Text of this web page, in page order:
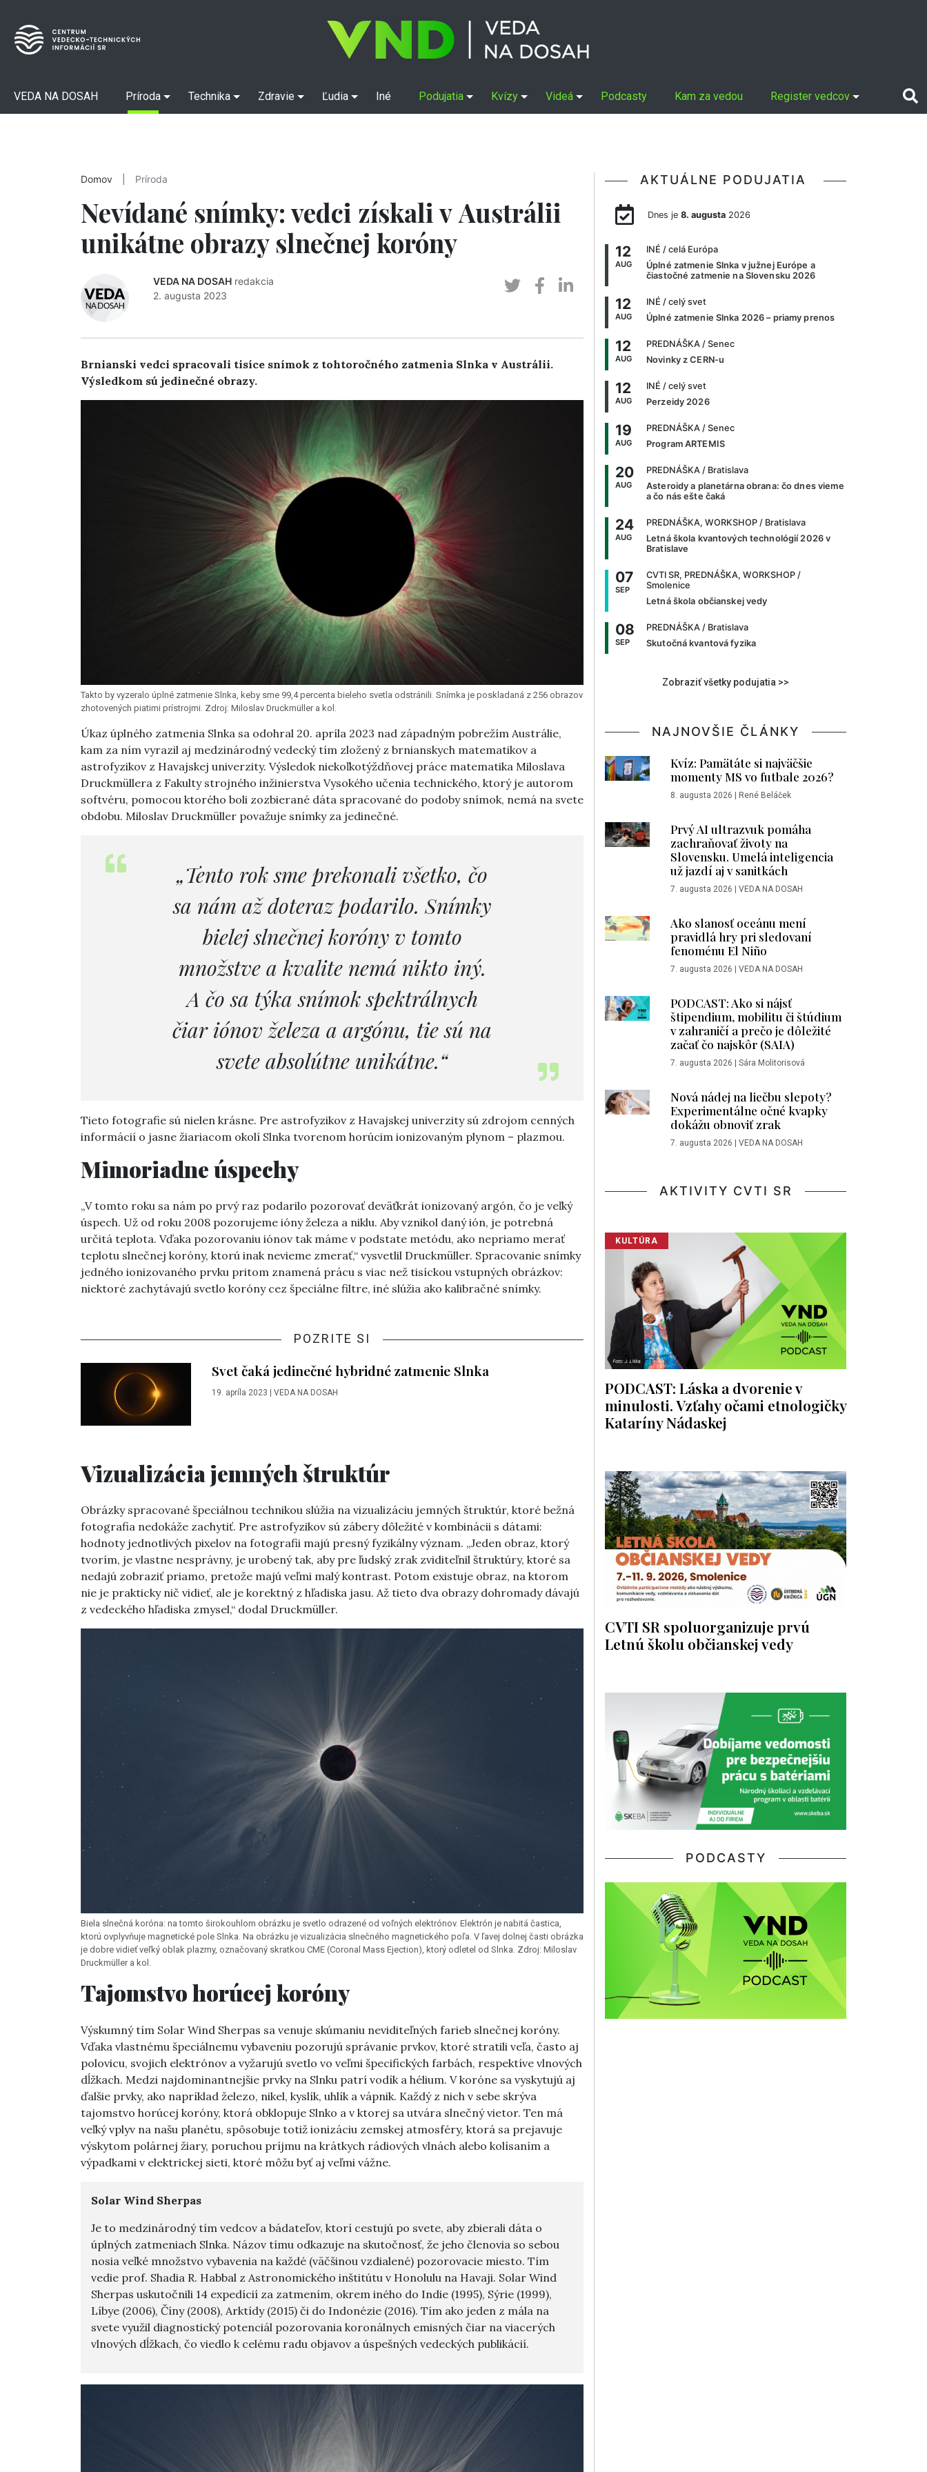
VEDA NA DOSAH Príroda Technika Zdravie Ľudia Iné Podujatia Kvízy Videá Podcasty Kam za vedou Register vedcov
Domov Príroda
Nevídané snímky: vedci získali v Austrálii
unikátne obrazy slnečnej koróny
VEDA NA DOSAH redakcia
2. augusta 2023
Brnianski vedci spracovali tisíce snímok z tohtoročného zatmenia Slnka v Austrálii.
Výsledkom sú jedinečné obrazy.
Takto by vyzeralo úplné zatmenie Slnka, keby sme 99,4 percenta bieleho svetla odstránili. Snímka je poskladaná z 256 obrazov
zhotovených piatimi prístrojmi. Zdroj: Miloslav Druckmüller a kol.
Úkaz úplného zatmenia Slnka sa odohral 20. apríla 2023 nad západným pobrežím Austrálie,
kam za ním vyrazil aj medzinárodný vedecký tím zložený z brnianskych matematikov a
astrofyzikov z Havajskej univerzity. Výsledok niekoľkotýždňovej práce matematika Miloslava
Druckmüllera z Fakulty strojného inžinierstva Vysokého učenia technického, ktorý je autorom
softvéru, pomocou ktorého boli zozbierané dáta spracované do podoby snímok, nemá na svete
obdobu. Miloslav Druckmüller považuje snímky za jedinečné.
„Tento rok sme prekonali všetko, čo
sa nám až doteraz podarilo. Snímky
bielej slnečnej koróny v tomto
množstve a kvalite nemá nikto iný.
A čo sa týka snímok spektrálnych
čiar iónov železa a argónu, tie sú na
svete absolútne unikátne.“
Tieto fotografie sú nielen krásne. Pre astrofyzikov z Havajskej univerzity sú zdrojom cenných
informácií o jasne žiariacom okolí Slnka tvorenom horúcim ionizovaným plynom – plazmou.
Mimoriadne úspechy
„V tomto roku sa nám po prvý raz podarilo pozorovať deväťkrát ionizovaný argón, čo je veľký
úspech. Už od roku 2008 pozorujeme ióny železa a niklu. Aby vznikol daný ión, je potrebná
určitá teplota. Vďaka pozorovaniu iónov tak máme v podstate metódu, ako nepriamo merať
teplotu slnečnej koróny, ktorú inak nevieme zmerať,“ vysvetlil Druckmüller. Spracovanie snímky
jedného ionizovaného prvku pritom znamená prácu s viac než tisíckou vstupných obrázkov:
niektoré zachytávajú svetlo koróny cez špeciálne filtre, iné slúžia ako kalibračné snímky.
POZRITE SI
Svet čaká jedinečné hybridné zatmenie Slnka
19. apríla 2023 VEDA NA DOSAH
Vizualizácia jemných štruktúr
Obrázky spracované špeciálnou technikou slúžia na vizualizáciu jemných štruktúr, ktoré bežná
fotografia nedokáže zachytiť. Pre astrofyzikov sú zábery dôležité v kombinácii s dátami:
hodnoty jednotlivých pixelov na fotografii majú presný fyzikálny význam. „Jeden obraz, ktorý
tvorím, je vlastne nesprávny, je urobený tak, aby pre ľudský zrak zviditeľnil štruktúry, ktoré sa
nedajú zobraziť priamo, pretože majú veľmi malý kontrast. Potom existuje obraz, na ktorom
nie je prakticky nič vidieť, ale je korektný z hľadiska jasu. Až tieto dva obrazy dohromady dávajú
z vedeckého hľadiska zmysel,“ dodal Druckmüller.
Biela slnečná koróna: na tomto širokouhlom obrázku je svetlo odrazené od voľných elektrónov. Elektrón je nabitá častica,
ktorú ovplyvňuje magnetické pole Slnka. Na obrázku je vizualizácia slnečného magnetického poľa. V ľavej dolnej časti obrázka
je dobre vidieť veľký oblak plazmy, označovaný skratkou CME (Coronal Mass Ejection), ktorý odletel od Slnka. Zdroj: Miloslav
Druckmüller a kol.
Tajomstvo horúcej koróny
Výskumný tím Solar Wind Sherpas sa venuje skúmaniu neviditeľných farieb slnečnej koróny.
Vďaka vlastnému špeciálnemu vybaveniu pozorujú správanie prvkov, ktoré stratili veľa, často aj
polovicu, svojich elektrónov a vyžarujú svetlo vo veľmi špecifických farbách, respektíve vlnových
dĺžkach. Medzi najdominantnejšie prvky na Slnku patrí vodík a hélium. V koróne sa vyskytujú aj
ďalšie prvky, ako napríklad železo, nikel, kyslík, uhlík a vápnik. Každý z nich v sebe skrýva
tajomstvo horúcej koróny, ktorá obklopuje Slnko a v ktorej sa utvára slnečný vietor. Ten má
veľký vplyv na našu planétu, spôsobuje totiž ionizáciu zemskej atmosféry, ktorá sa prejavuje
výskytom polárnej žiary, poruchou príjmu na krátkych rádiových vlnách alebo kolísaním a
výpadkami v elektrickej sieti, ktoré môžu byť aj veľmi vážne.
Solar Wind Sherpas
Je to medzinárodný tím vedcov a bádateľov, ktorí cestujú po svete, aby zbierali dáta o
úplných zatmeniach Slnka. Názov tímu odkazuje na skutočnosť, že jeho členovia so sebou
nosia veľké množstvo vybavenia na každé (väčšinou vzdialené) pozorovacie miesto. Tím
vedie prof. Shadia R. Habbal z Astronomického inštitútu v Honolulu na Havaji. Solar Wind
Sherpas uskutočnili 14 expedícií za zatmením, okrem iného do Indie (1995), Sýrie (1999),
Líbye (2006), Číny (2008), Arktídy (2015) či do Indonézie (2016). Tím ako jeden z mála na
svete využil diagnostický potenciál pozorovania koronálnych emisných čiar na viacerých
vlnových dĺžkach, čo viedlo k celému radu objavov a úspešných vedeckých publikácií.
AKTUÁLNE PODUJATIA
Dnes je 8. augusta2026
12
AUG
INÉ / celá Európa
Úplné zatmenie Slnka v južnej Európe a
čiastočné zatmenie na Slovensku 2026
12
AUG
INÉ / celý svet
Úplné zatmenie Slnka 2026 – priamy prenos
12
AUG
PREDNÁŠKA / Senec
Novinky z CERN-u
12
AUG
INÉ / celý svet
Perzeidy 2026
19
AUG
PREDNÁŠKA / Senec
Program ARTEMIS
20
AUG
PREDNÁŠKA / Bratislava
Asteroidy a planetárna obrana: čo dnes vieme
a čo nás ešte čaká
24
AUG
PREDNÁŠKA, WORKSHOP / Bratislava
Letná škola kvantových technológií 2026 v
Bratislave
07
SEP
CVTI SR, PREDNÁŠKA, WORKSHOP /
Smolenice
Letná škola občianskej vedy
08
SEP
PREDNÁŠKA / Bratislava
Skutočná kvantová fyzika
Zobraziť všetky podujatia >>
NAJNOVŠIE ČLÁNKY
Kvíz: Pamätáte si najväčšie
momenty MS vo futbale 2026?
8. augusta 2026 | René Beláček
Prvý AI ultrazvuk pomáha
zachraňovať životy na
Slovensku. Umelá inteligencia
už jazdí aj v sanitkách
7. augusta 2026 | VEDA NA DOSAH
Ako slanosť oceánu mení
pravidlá hry pri sledovaní
fenoménu El Niño
7. augusta 2026 | VEDA NA DOSAH
PODCAST: Ako si nájsť
štipendium, mobilitu či štúdium
v zahraničí a prečo je dôležité
začať čo najskôr (SAIA)
7. augusta 2026 | Sára Molitorisová
Nová nádej na liečbu slepoty?
Experimentálne očné kvapky
dokážu obnoviť zrak
7. augusta 2026 | VEDA NA DOSAH
AKTIVITY CVTI SR
KULTÚRA
PODCAST: Láska a dvorenie v
minulosti. Vzťahy očami etnologičky
Kataríny Nádaskej
CVTI SR spoluorganizuje prvú
Letnú školu občianskej vedy
PODCASTY